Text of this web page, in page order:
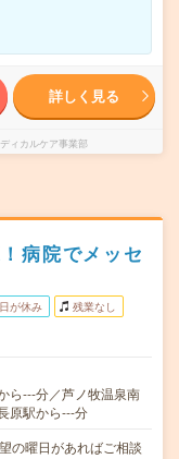
詳しく見る
ィカルケア事業部
病院でメッセ
が休み 残業なし
ら---分／芦ノ牧温泉南
原駅から---分
の曜日があればご相談